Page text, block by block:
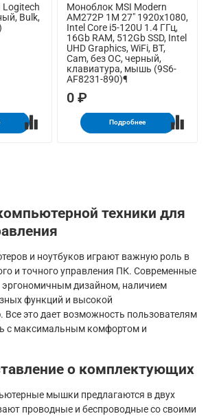
Bulk,
Моноблок MSI Modern
AM272P 1M 27" 1920x1080,
Intel Core i5-120U 1.4 ГГц,
16Gb RAM, 512Gb SSD, Intel
UHD Graphics, WiFi, BT,
Cam, без ОС, черный,
клавиатура, мышь (9S6-
AF8231-890)¶
0 ₽
Подробнее
техники для
и ноутбуков играют важную роль в
и точного управления ПК. Современные
эргономичным дизайном, наличием
функций и высокой
Все это дает возможность пользователям
с максимальным комфортом и
о комплектующих
мышки предлагаются в двух
проводные и беспроводные со своими